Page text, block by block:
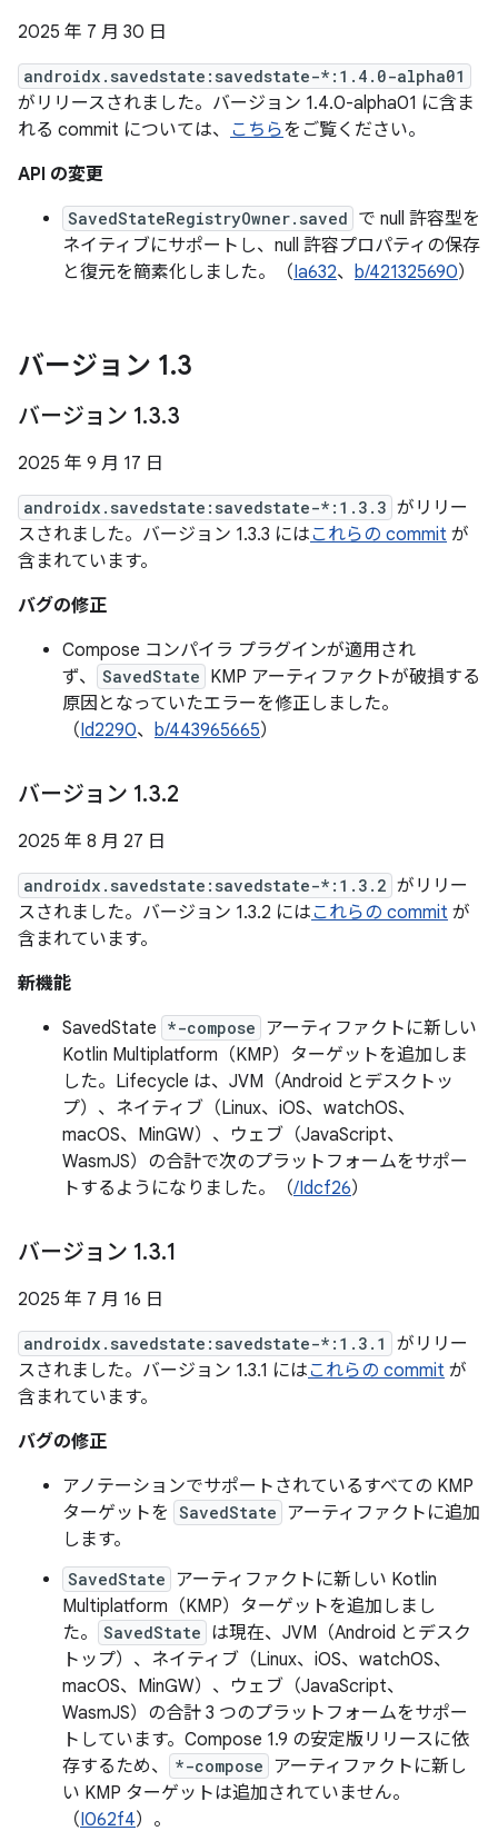
2025 年 7 月 30 日
androidx.savedstate:savedstate-*:1.4.0-alpha01
がリリースされました。バージョン 1.4.0-alpha01 に含ま
れる commit については、 こちらをご覧ください。
API の変更
SavedStateRegistryOwner.saved で null 許容型を
ネイティブにサポートし、null 許容プロパティの保存
と復元を簡素化しました。（Ia632、 b/421325690）
バージョン 1.3
バージョン 1.3.3
2025 年 9 月 17 日
androidx.savedstate:savedstate-*:1.3.3 がリリー
スされました。バージョン 1.3.3 にはこれらの commit が
含まれています。
バグの修正
Compose コンパイラ プラグインが適用され
ず、
SavedState KMP アーティファクトが破損する
原因となっていたエラーを修正しました。
（Id2290、 b/443965665）
バージョン 1.3.2
2025 年 8 月 27 日
androidx.savedstate:savedstate-*:1.3.2 がリリー
スされました。バージョン 1.3.2 にはこれらの commit が
含まれています。
新機能
SavedState *-compose アーティファクトに新しい
Kotlin Multiplatform（KMP）ターゲットを追加しま
した。Lifecycle は、JVM（Android とデスクトッ
プ）、ネイティブ（Linux、iOS、watchOS、
macOS、MinGW）、ウェブ（JavaScript、
WasmJS）の合計で次のプラットフォームをサポー
トするようになりました。（/Idcf26）
バージョン 1.3.1
2025 年 7 月 16 日
androidx.savedstate:savedstate-*:1.3.1
がリリー
スされました。バージョン 1.3.1 にはこれらの commit が
含まれています。
バグの修正
アノテーションでサポートされているすべての KMP
ターゲットを SavedState アーティファクトに追加
します。
SavedState アーティファクトに新しい Kotlin
Multiplatform（KMP）ターゲットを追加しまし
た。
SavedState は現在、JVM（Android とデスク
トップ）、ネイティブ（Linux、iOS、watchOS、
macOS、MinGW）、ウェブ（JavaScript、
WasmJS）の合計 3 つのプラットフォームをサポー
トしています。Compose 1.9 の安定版リリースに依
存するため、
*-compose アーティファクトに新し
い KMP ターゲットは追加されていません。
（I062f4）。